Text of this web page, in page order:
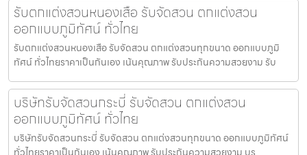
รับตกแต่งสวนหนองเสือ รับจัดสวน ตกแต่งสวน
ออกแบบภูมิทัศน์ ทั่วไทย
รับตกแต่งสวนหนองเสือ รับจัดสวน ตกแต่งสวนทุกขนาด ออกแบบภูมิ
ทัศน์ ทั่วไทยราคาเป็นกันเอง เน้นคุณภาพ รับประกันความสวยงาม รับ
บริษัทรับจัดสวนกระบี่ รับจัดสวน ตกแต่งสวน
ออกแบบภูมิทัศน์ ทั่วไทย
บริษัทรับจัดสวนกระบี่ รับจัดสวน ตกแต่งสวนทุกขนาด ออกแบบภูมิทัศน์